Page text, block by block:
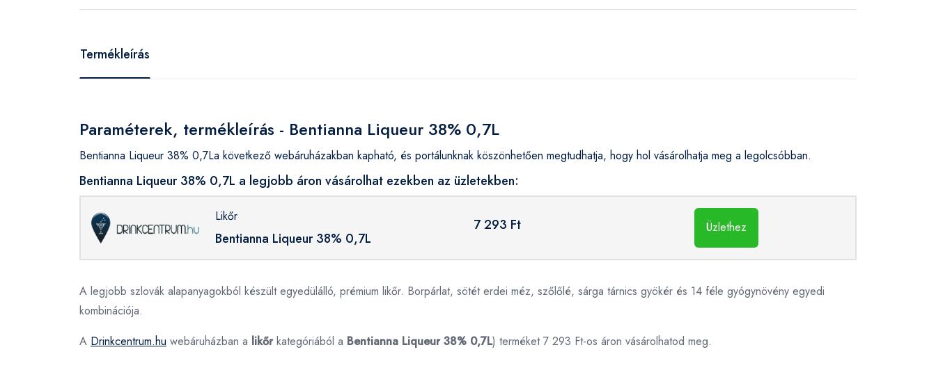
Termékleírás
Paraméterek, termékleírás - Bentianna Liqueur 38% 0,7L
Bentianna Liqueur 38% 0,7La következő webáruházakban kapható, és portálunknak köszönhetően megtudhatja, hogy hol vásárolhatja meg a legolcsóbban.
Bentianna Liqueur 38% 0,7L a legjobb áron vásárolhat ezekben az üzletekben:
Likőr
Bentianna Liqueur 38% 0,7L
7 293 Ft Üzlethez
A legjobb szlovák alapanyagokból készült egyedülálló, prémium likőr. Borpárlat, sötét erdei méz, szőlőlé, sárga tárnics gyökér és 14 féle gyógynövény egyedi
kombinációja.
A Drinkcentrum.hu webáruházban a likőrkategóriából a Bentianna Liqueur 38% 0,7L) terméket 7 293 Ft-os áron vásárolhatod meg.